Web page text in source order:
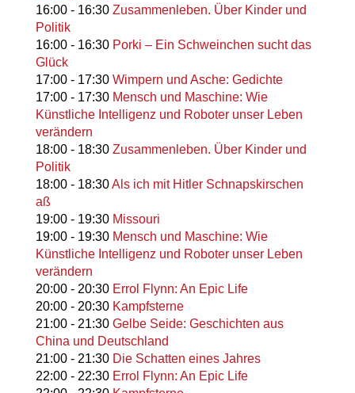
16:00- 16:30 Zusammenleben. Über Kinder und
Politik
16:00- 16:30 Porki – Ein Schweinchen sucht das
Glück
17:00- 17:30 Wimpern und Asche: Gedichte
17:00- 17:30 Mensch und Maschine: Wie
Künstliche Intelligenz und Roboter unser Leben
verändern
18:00- 18:30 Zusammenleben. Über Kinder und
Politik
18:00- 18:30Als ich mit Hitler Schnapskirschen
aß
19:00- 19:30 Missouri
19:00- 19:30 Mensch und Maschine: Wie
Künstliche Intelligenz und Roboter unser Leben
verändern
20:00- 20:30 Errol Flynn: An Epic Life
20:00- 20:30 Kampfsterne
21:00- 21:30 Gelbe Seide: Geschichten aus
China und Deutschland
21:00- 21:30 Die Schatten eines Jahres
22:00- 22:30 Errol Flynn: An Epic Life